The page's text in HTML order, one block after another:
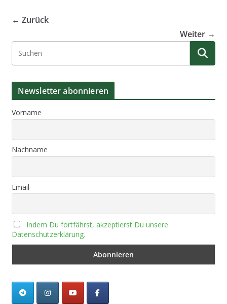
← Zurück
Weiter →
Newsletter abonnieren
Vorname
Nachname
Email
Indem Du fortfährst, akzeptierst Du unsere
Datenschutzerklärung.